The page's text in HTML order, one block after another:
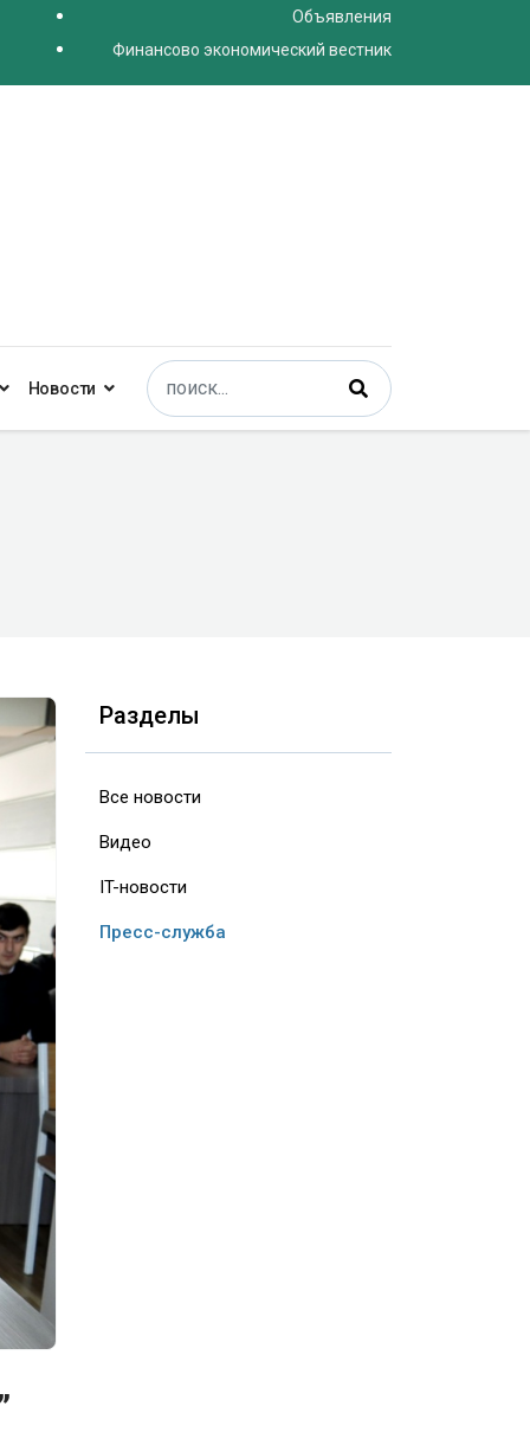
Объявления
Финансово экономический вестник
Новости
Поиск
Type 2 or more characters for results.
Разделы
Все новости
Видео
IT-новости
Пресс-служба